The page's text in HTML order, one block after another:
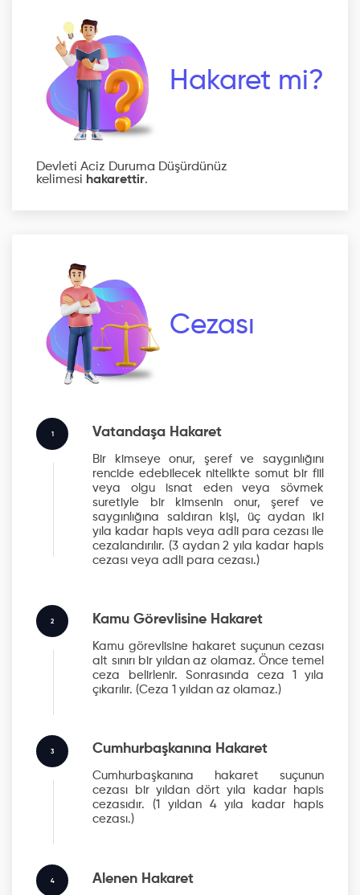
Hakaret mi?
Devleti Aciz Duruma Düşürdünüz
kelimesi hakarettir.
Cezası
1 Vatandaşa Hakaret
Bir kimseye onur, şeref ve saygınlığını
rencide edebilecek nitelikte somut bir fiil
veya olgu isnat eden veya sövmek
suretiyle bir kimsenin onur, şeref ve
saygınlığına saldıran kişi, üç aydan iki
yıla kadar hapis veya adli para cezası ile
cezalandırılır. (3 aydan 2 yıla kadar hapis
cezası veya adli para cezası.)
2 Kamu Görevlisine Hakaret
Kamu görevlisine hakaret suçunun cezası
alt sınırı bir yıldan az olamaz. Önce temel
ceza belirlenir. Sonrasında ceza 1 yıla
çıkarılır. (Ceza 1 yıldan az olamaz.)
3 Cumhurbaşkanına Hakaret
Cumhurbaşkanına hakaret suçunun
cezası bir yıldan dört yıla kadar hapis
cezasıdır. (1 yıldan 4 yıla kadar hapis
cezası.)
4 Alenen Hakaret